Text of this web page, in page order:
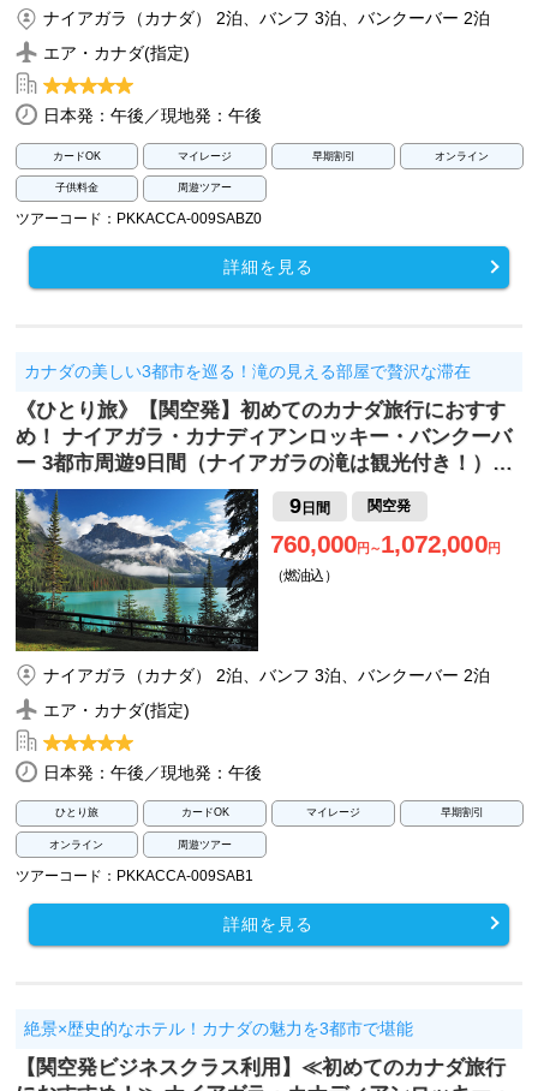
ナイアガラ（カナダ） 2泊、バンフ 3泊、バンクーバー 2泊
エア・カナダ(指定)
日本発：午後／現地発：午後
カードOK マイレージ 早期割引 オンライン
子供料金 周遊ツアー
ツアーコード：PKKACCA-009SABZ0
詳細を見る
カナダの美しい3都市を巡る！滝の見える部屋で贅沢な滞在
《ひとり旅》【関空発】初めてのカナダ旅行におすす
め！ ナイアガラ・カナディアンロッキー・バンクーバ
ー 3都市周遊9日間（ナイアガラの滝は観光付き！）…
9日間 関空発
760,000円～1,072,000円
（燃油込）
ナイアガラ（カナダ） 2泊、バンフ 3泊、バンクーバー 2泊
エア・カナダ(指定)
日本発：午後／現地発：午後
ひとり旅 カードOK マイレージ 早期割引
オンライン 周遊ツアー
ツアーコード：PKKACCA-009SAB1
詳細を見る
絶景×歴史的なホテル！カナダの魅力を3都市で堪能
【関空発ビジネスクラス利用】≪初めてのカナダ旅行